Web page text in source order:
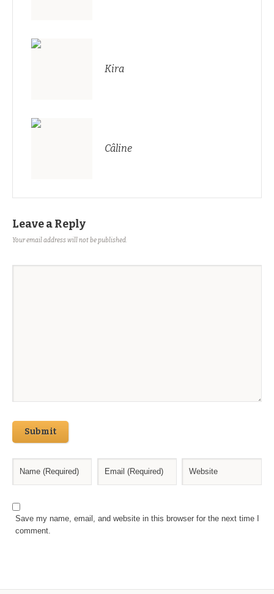
Kira
Câline
Leave a Reply
Your email address will not be published.
Submit
Save my name, email, and website in this browser for the next time I
comment.